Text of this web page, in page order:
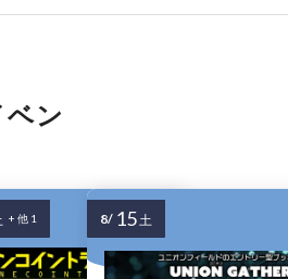
ン
+ 他 1 8/ 15土